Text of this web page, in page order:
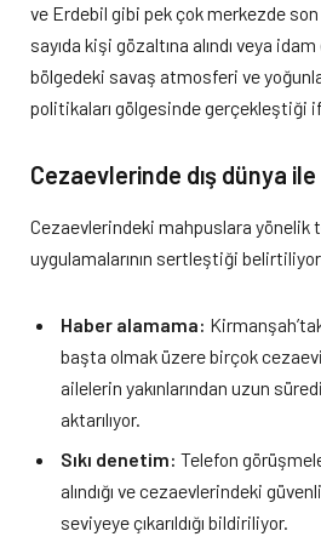
ve Erdebil gibi pek çok merkezde
sayıda kişi gözaltına alındı veya
bölgedeki savaş atmosferi ve
politikaları gölgesinde gerçekleştiği
Cezaevlerinde dış dünya ile
Cezaevlerindeki mahpuslara
uygulamalarının sertleştiği
Haber alamama:
başta olmak üzere birçok
ailelerin yakınlarından uzun
aktarılıyor.
Sıkı denetim: Telefon
alındığı ve cezaevlerindeki
seviyeye çıkarıldığı bildiriliyor.